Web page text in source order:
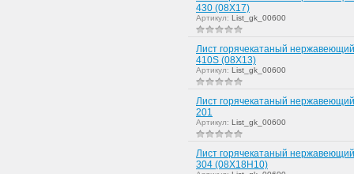
430 (08Х17)
Артикул: List_gk_00600
Лист горячекатаный
410S (08Х13)
Артикул: List_gk_00600
Лист горячекатаный
201
Артикул: List_gk_00600
Лист горячекатаный
304 (08Х18Н10)